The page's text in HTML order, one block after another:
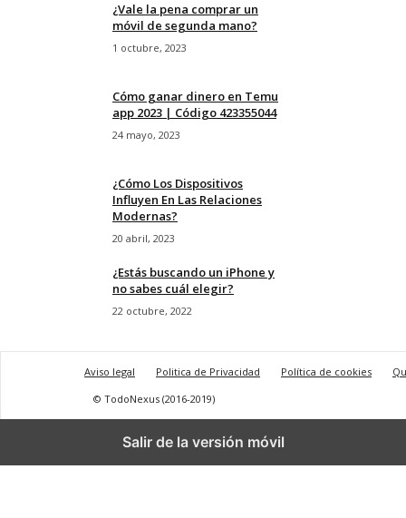
¿Vale la pena comprar un
móvil de segunda mano?
1 octubre, 2023
Cómo ganar dinero en Temu
app 2023 | Código 423355044
24 mayo, 2023
¿Cómo Los Dispositivos
Influyen En Las Relaciones
Modernas?
20 abril, 2023
¿Estás buscando un iPhone y
no sabes cuál elegir?
22 octubre, 2022
Aviso legal Politica de Privacidad Política de cookies
© TodoNexus (2016-2019)
Salir de la versión móvil